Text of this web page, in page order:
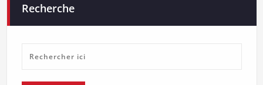
Recherche